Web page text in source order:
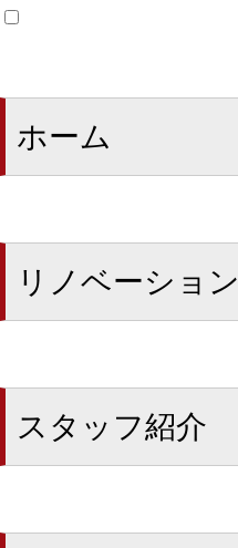
ホーム
リノベーション
スタッフ紹介